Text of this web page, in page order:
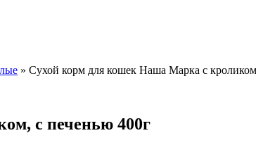
» Сухой корм для кошек Наша Марка с
с печенью 400г